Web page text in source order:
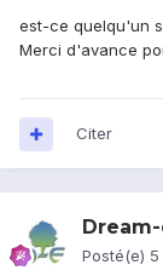
est-ce quelqu'un
Merci d'avance
Citer
Posté(e) 5